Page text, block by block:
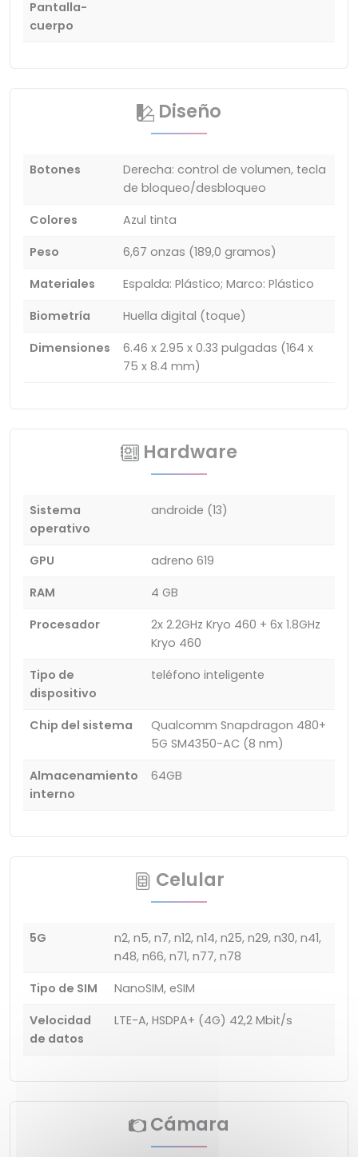
Pantalla-
cuerpo
Diseño
Botones
Derecha: control de volumen, tecla
de bloqueo/desbloqueo
Colores
Azul tinta
Peso
6,67 onzas (189,0 gramos)
Materiales
Espalda: Plástico; Marco: Plástico
Biometría
Huella digital (toque)
Dimensiones
6.46 x 2.95 x 0.33 pulgadas (164 x
75 x 8.4 mm)
Hardware
Sistema
operativo
androide (13)
GPU
adreno 619
RAM
4 GB
Procesador
2x 2.2GHz Kryo 460 + 6x 1.8GHz
Kryo 460
Tipo de
dispositivo
teléfono inteligente
Chip del sistema
Qualcomm Snapdragon 480+
5G SM4350-AC (8 nm)
Almacenamiento
interno
64GB
Celular
5G
n2, n5, n7, n12, n14, n25, n29, n30, n41,
n48, n66, n71, n77, n78
Tipo de SIM
NanoSIM, eSIM
Velocidad
de datos
LTE-A, HSDPA+ (4G) 42,2 Mbit/s
Cámara